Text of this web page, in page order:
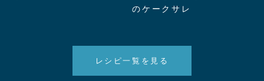
のケークサレ
レシピ一覧を見る